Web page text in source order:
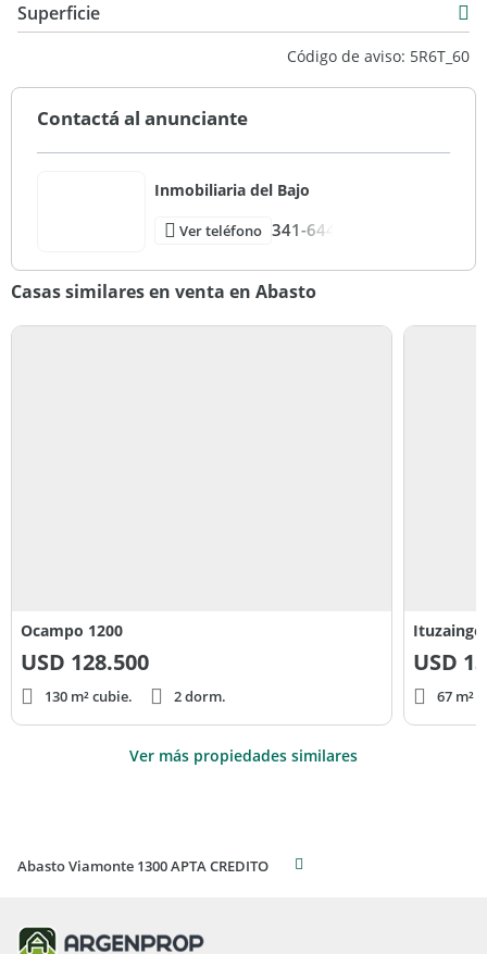
Venta
Superficie
113 m2
Código de aviso: 5R6T_60
Contactá al anunciante
Inmobiliaria del Bajo
Ver teléfono 341-644
Casas similares en venta en Abasto
Ocampo 1200
USD 128.500
130 m² cubie. 2 dorm.
Ituzaingo
USD
67 m²
Ver más propiedades similares
Abasto Viamonte 1300 APTA CREDITO